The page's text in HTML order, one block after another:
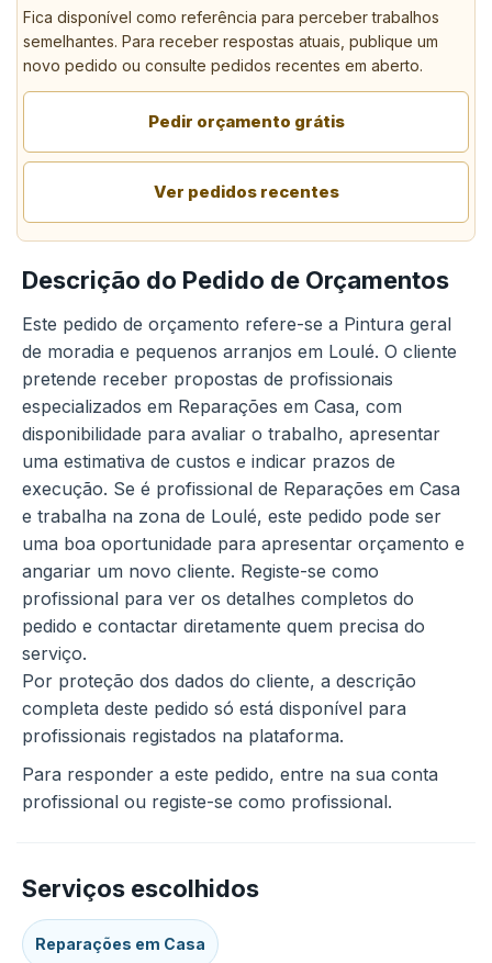
Fica disponível como referência para perceber trabalhos
semelhantes. Para receber respostas atuais, publique um
novo pedido ou consulte pedidos recentes em aberto.
Pedir orçamento grátis
Ver pedidos recentes
Descrição do Pedido de Orçamentos
Este pedido de orçamento refere-se a Pintura geral
de moradia e pequenos arranjos em Loulé. O cliente
pretende receber propostas de profissionais
especializados em Reparações em Casa, com
disponibilidade para avaliar o trabalho, apresentar
uma estimativa de custos e indicar prazos de
execução. Se é profissional de Reparações em Casa
e trabalha na zona de Loulé, este pedido pode ser
uma boa oportunidade para apresentar orçamento e
angariar um novo cliente. Registe-se como
profissional para ver os detalhes completos do
pedido e contactar diretamente quem precisa do
serviço.
Por proteção dos dados do cliente, a descrição
completa deste pedido só está disponível para
profissionais registados na plataforma.
Para responder a este pedido, entre na sua conta
profissional ou registe-se como profissional.
Serviços escolhidos
Reparações em Casa